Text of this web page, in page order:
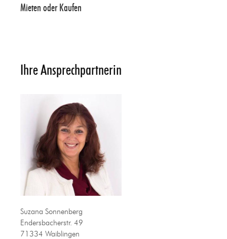
Mieten oder Kaufen
Ihre Ansprechpartnerin
Suzana Sonnenberg
Endersbacherstr. 49
71334 Waiblingen